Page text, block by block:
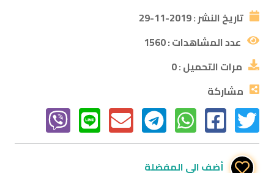
تاريخ النشر :2019-11-29
عدد المشاهدات :1560
مرات التحميل :0
مشاركة
أضف الى المفضلة